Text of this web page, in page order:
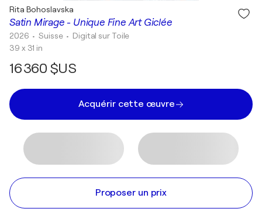
Satin Mirage - Unique Fine Art Giclée
Rita Bohoslavska
2026 • Suisse • Digital sur Toile
39 x 31 in
16 360 $US
Acquérir cette œuvre
Proposer un prix